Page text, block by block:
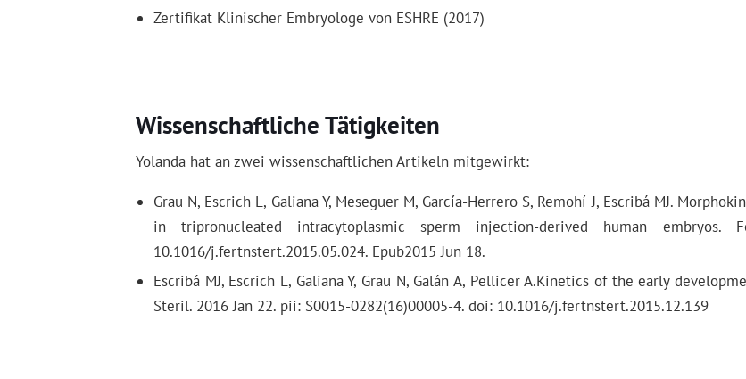
Zertifikat Klinischer Embryologe von ESHRE (2017)
Wissenschaftliche Tätigkeiten
Yolanda hat an zwei wissenschaftlichen Artikeln mitgewirkt:
Grau N, Escrich L, Galiana Y, Meseguer M, García-Herrero S, Remohí J, Escribá MJ.
in tripronucleated intracytoplasmic sperm injection-derived human
10.1016/j.fertnstert.2015.05.024. Epub2015 Jun 18.
Escribá MJ, Escrich L, Galiana Y, Grau N, Galán A, Pellicer A.Kinetics of the early
Steril. 2016 Jan 22. pii: S0015-0282(16)00005-4. doi: 10.1016/j.fertnstert.2015.12.139